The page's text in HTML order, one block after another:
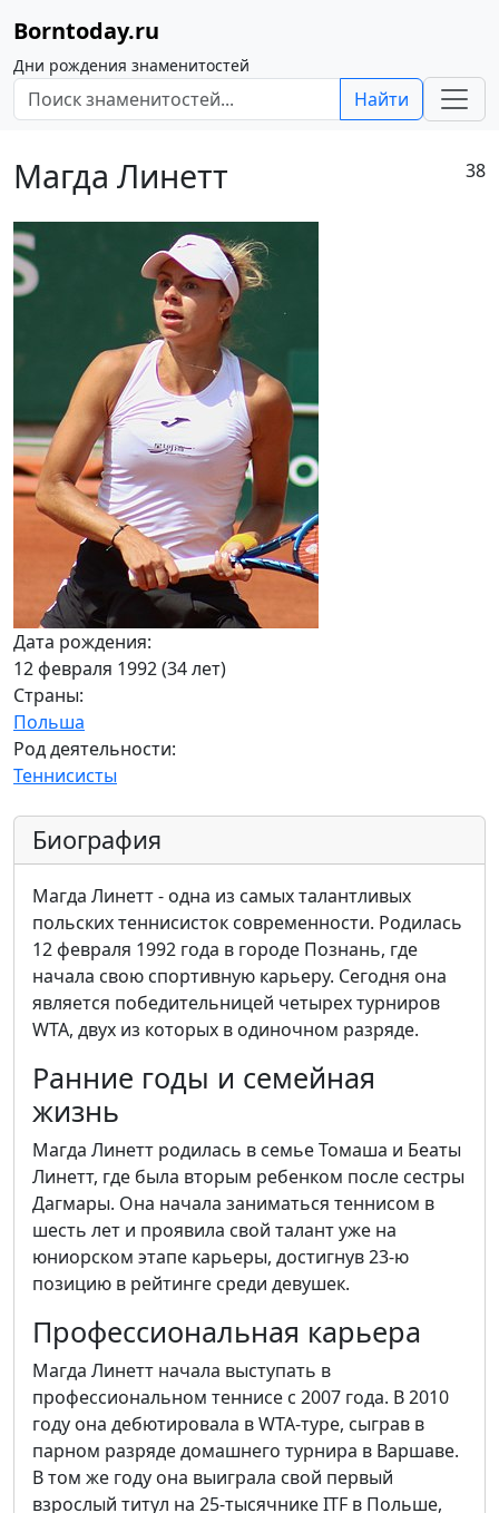
Borntoday.ru
Дни рождения знаменитостей
Найти
Магда Линетт 38
Дата рождения:
12 февраля 1992 (34 лет)
Страны:
Польша
Род деятельности:
Теннисисты
Биография
Магда Линетт - одна из самых талантливых
польских теннисисток современности. Родилась
12 февраля 1992 года в городе Познань, где
начала свою спортивную карьеру. Сегодня она
является победительницей четырех турниров
WTA, двух из которых в одиночном разряде.
Ранние годы и семейная
жизнь
Магда Линетт родилась в семье Томаша и Беаты
Линетт, где была вторым ребенком после сестры
Дагмары. Она начала заниматься теннисом в
шесть лет и проявила свой талант уже на
юниорском этапе карьеры, достигнув 23-ю
позицию в рейтинге среди девушек.
Профессиональная карьера
Магда Линетт начала выступать в
профессиональном теннисе с 2007 года. В 2010
году она дебютировала в WTA-туре, сыграв в
парном разряде домашнего турнира в Варшаве.
В том же году она выиграла свой первый
взрослый титул на 25-тысячнике ITF в Польше,